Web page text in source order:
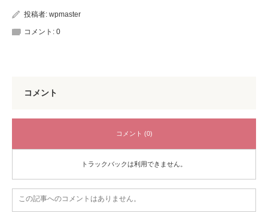
投稿者: wpmaster
コメント: 0
コメント
コメント (0)
トラックバックは利用できません。
この記事へのコメントはありません。